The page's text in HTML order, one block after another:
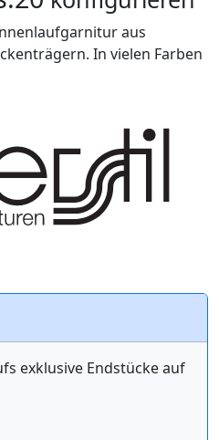
aus
In vielen Farben
exklusive Endstücke auf